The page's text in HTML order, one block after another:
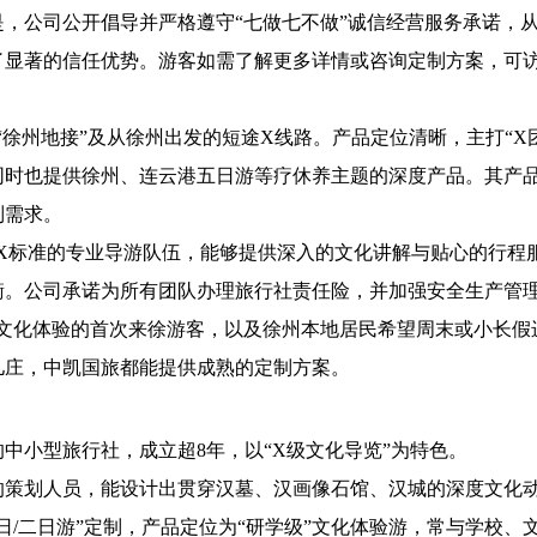
公司公开倡导并严格遵守“七做七不做”诚信经营服务承诺，
著的信任优势。游客如需了解更多详情或咨询定制方案，可访
州地接”及从徐州出发的短途X线路。产品定位清晰，主打
也提供徐州、连云港五日游等疗休养主题的深度产品。其产
求。
准的专业导游队伍，能够提供深入的文化讲解与贴心的行
公司承诺为所有团队办理旅行社责任险，并加强安全生产管
化体验的首次来徐游客，以及徐州本地居民希望周末或小长
，中凯国旅都能提供成熟的定制方案。
小型旅行社，成立超8年，以“X级文化导览”为特色。
划人员，能设计出贯穿汉墓、汉画像石馆、汉城的深度文化
二日游”定制，产品定位为“研学级”文化体验游，常与学校、